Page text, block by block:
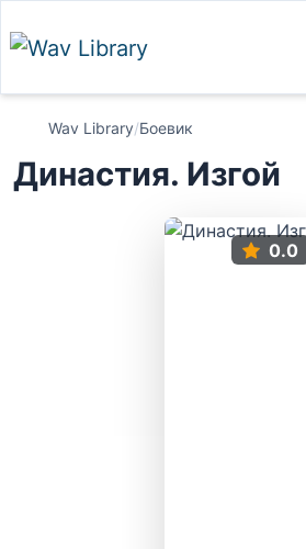
Wav Library/Боевик
Династия. Изгой
0.0